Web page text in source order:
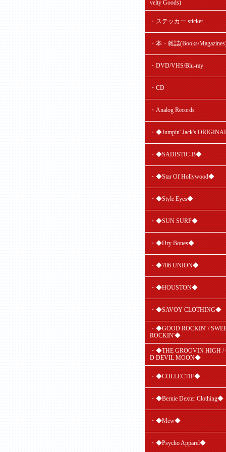
velty Goods)
・ステッカー sticker
・本・雑誌(Books/
・DVD/VHS/Blu-ray
・CD
・Analog Records
・◆Jumpin' Jack's
・◆SADISTIC-B◆
・◆Star Of Hollywood◆
・◆Style Eyes◆
・◆SUN SURF◆
・◆Dry Bones◆
・◆706 UNION◆
・◆HOUSTON◆
・◆SAVOY CLOTHING◆
・◆GOOD ROCKIN' /
ROCKIN'◆
・◆THE GROOVIN HIGH /
D DEVIL MOON◆
・◆COLLECTIF◆
・◆Bernie Dexter Clothing◆
・◆Mew◆
・◆Psycho Apparel◆